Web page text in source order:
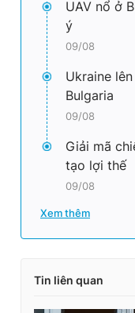
UAV nổ ở
ý
09/08
Ukraine
Bulgaria
09/08
Giải mã
tạo lợi thế
09/08
Xem thêm
Tin liên quan